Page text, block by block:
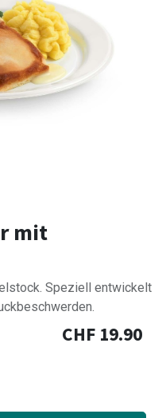
mit
Speziell entwickelt
CHF 19.90